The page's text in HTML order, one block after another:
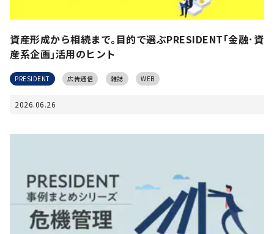
資産形成から相続まで｡目的で選ぶPRESIDENT｢金融･資
産系企画｣活用のヒント
PRESIDENT 広告通信 雑誌 WEB
2026.06.26